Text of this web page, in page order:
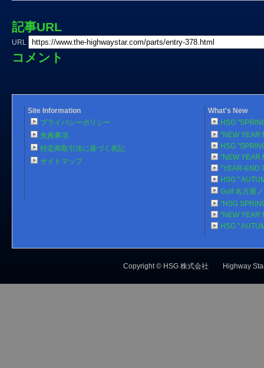
記事URL
URL
コメント
Site Information
プライバシーポリシー
免責事項
特定商取引法に基づく表記
サイトマップ
What's New
HSG
"NEW YEAR
HSG
"NEW YEAR
"YEAR-END
HSG "
Gulf 名古屋
"HSG
"NEW YEAR
HSG "
Copyright © HSG 株式会社 Highway Star